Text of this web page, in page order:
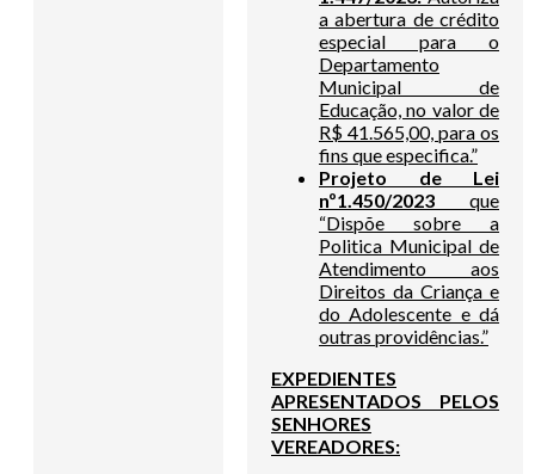
a abertura de crédito
especial para o
Departamento
Municipal de
Educação, no valor de
R$ 41.565,00, para os
fins que especifica.”
Projeto de Lei
nº1.450/2023 que
“Dispõe sobre a
Politica Municipal de
Atendimento aos
Direitos da Criança e
do Adolescente e dá
outras providências.”
EXPEDIENTES
APRESENTADOS PELOS
SENHORES
VEREADORES: